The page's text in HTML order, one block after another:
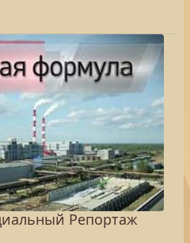
Репортаж